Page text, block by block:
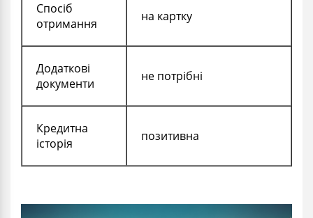
Спосіб
отримання
на картку
Додаткові
документи
не потрібні
Кредитна
історія
позитивна